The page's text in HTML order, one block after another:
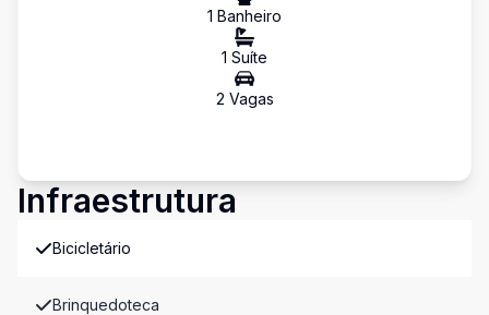
1 Banheiro
1 Suíte
2 Vagas
Infraestrutura
Bicicletário
Brinquedoteca